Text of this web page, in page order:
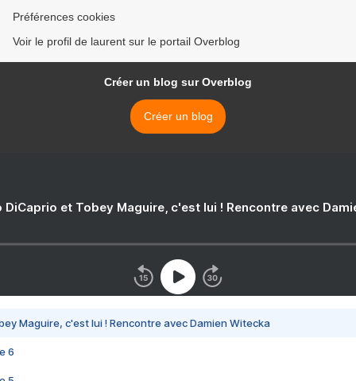
Préférences cookies
Voir le profil de laurent sur le portail Overblog
Créer un blog sur Overblog
Créer un blog
DiCaprio et Tobey Maguire, c'est lui ! Rencontre avec
Maguire, c'est lui ! Rencontre avec Damien Witecka
6